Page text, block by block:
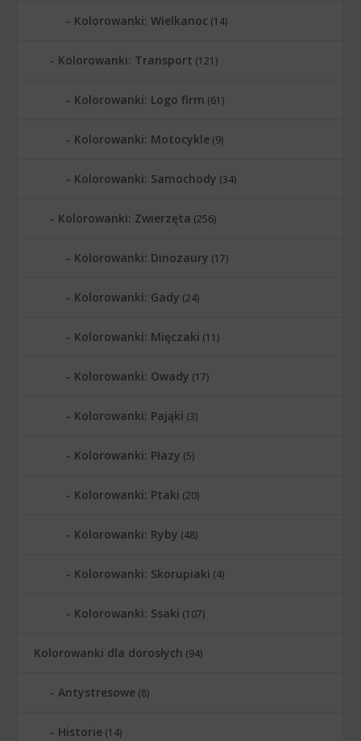
Kolorowanki: Wielkanoc (14)
Kolorowanki: Transport (121)
Kolorowanki: Logo firm (61)
Kolorowanki: Motocykle (9)
Kolorowanki: Samochody (34)
Kolorowanki: Zwierzęta (256)
Kolorowanki: Dinozaury (17)
Kolorowanki: Gady (24)
Kolorowanki: Mięczaki (11)
Kolorowanki: Owady (17)
Kolorowanki: Pająki (3)
Kolorowanki: Płazy (5)
Kolorowanki: Ptaki (20)
Kolorowanki: Ryby (48)
Kolorowanki: Skorupiaki (4)
Kolorowanki: Ssaki (107)
Kolorowanki dla dorosłych (94)
Antystresowe (8)
Historie (14)